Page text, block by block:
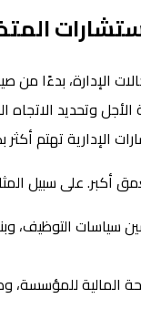
بدءًا من
وتحديد الاتجاه
تهتم أكثر
أكبر. على سبيل
سياسات التوظيف،
المالية للمؤسسة،